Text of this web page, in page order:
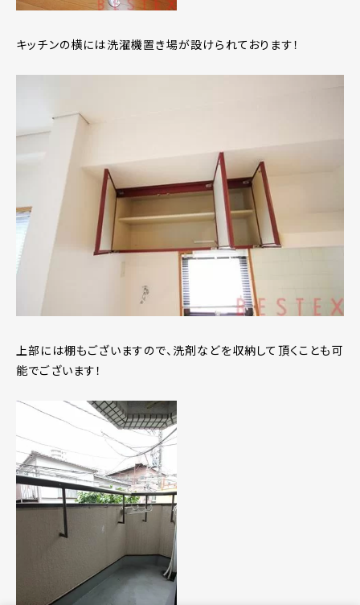
キッチンの横には洗濯機置き場が設けられております！
上部には棚もございますので、洗剤などを収納して頂くことも可
能でございます！